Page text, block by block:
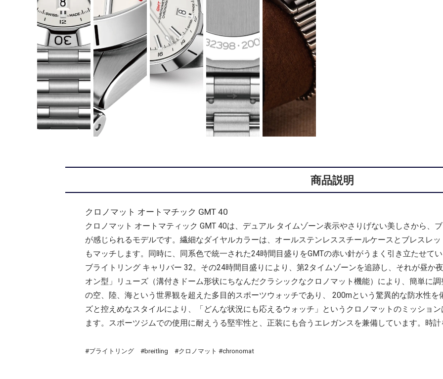
商品説明
クロノマット オートマチック GMT 40
クロノマット オートマティック GMT 40は、デュアル タイムゾーン表示やさりげない美しさから、
が感じられるモデルです。繊細なダイヤルカラーは、オールステンレススチールケースとブレスレ
もマッチします。同時に、同系色で統一された24時間目盛りをGMTの赤い針がうまく引き立たせて
ブライトリング キャリバー 32。その24時間目盛りにより、第2タイムゾーンを追跡し、それが昼か
オン型」リューズ（溝付きドーム形状にちなんだクラシックなクロノマット機能）により、簡単に
の空、陸、海という世界観を超えた多目的スポーツウォッチであり、 200mという驚異的な防水性を
ズと控えめなスタイルにより、「どんな状況にも応えるウォッチ」というクロノマットのミッショ
ます。スポーツジムでの使用に耐えうる堅牢性と、正装にも合うエレガンスを兼備しています。時計
#ブライトリング #breitling #クロノマット #chronomat